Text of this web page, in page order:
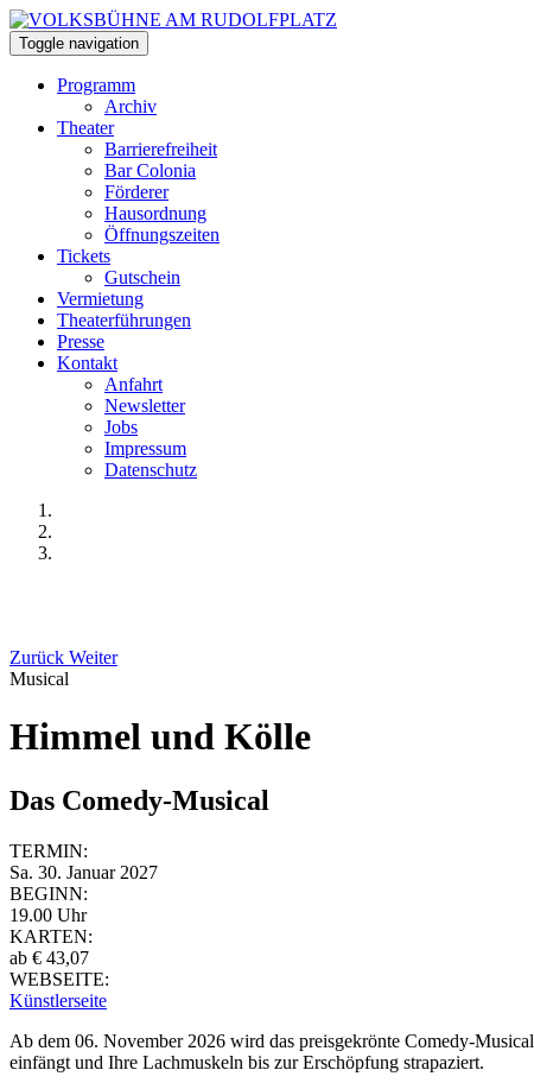
Toggle navigation
Programm
Archiv
Theater
Barrierefreiheit
Bar Colonia
Förderer
Hausordnung
Öffnungszeiten
Tickets
Gutschein
Vermietung
Theaterführungen
Presse
Kontakt
Anfahrt
Newsletter
Jobs
Impressum
Datenschutz
Zurück Weiter
Musical
Himmel und Kölle
Das Comedy-Musical
TERMIN:
Sa. 30. Januar 2027
BEGINN:
19.00 Uhr
KARTEN:
ab € 43,07
WEBSEITE:
Künstlerseite
Ab dem 06. November 2026 wird das preisgekrönte Comedy-Musical
einfängt und Ihre Lachmuskeln bis zur Erschöpfung strapaziert.